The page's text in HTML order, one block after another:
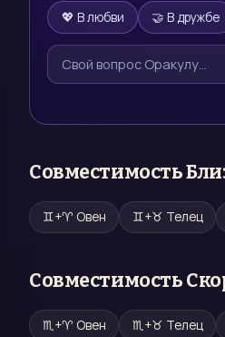
💖 В любви 🤝 В дружбе
Совместимость
♊+♈ Овен ♊+♉ Телец
Совместимость
♏+♈ Овен ♏+♉ Телец